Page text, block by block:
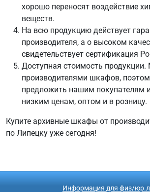
хорошо переносят воздействие
веществ.
На всю продукцию действует
производителя, а о высоком
свидетельствует сертификация
Доступная стоимость продукции.
производителями шкафов,
предложить нашим покупателям
низким ценам, оптом и в розницу.
Купите архивные шкафы от
по Липецку уже сегодня!
Информация для физ/